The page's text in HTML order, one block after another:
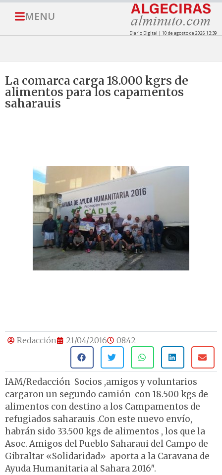
MENU
Diario Digital | 10 de agosto de 2026 13:39
La comarca carga 18.000 kgrs de
alimentos para los capamentos
saharauis
Redacción 21/04/2016 08:42
IAM/Redacción Socios ,amigos y voluntarios
cargaron un segundo camión con 18.500 kgs de
alimentos con destino a los Campamentos de
refugiados saharauis .Con este nuevo envío,
habrán sido 33.500 kgs de alimentos , los que la
Asoc. Amigos del Pueblo Saharaui del Campo de
Gibraltar «Solidaridad» aporta a la Caravana de
Ayuda Humanitaria al Sahara 2016″.